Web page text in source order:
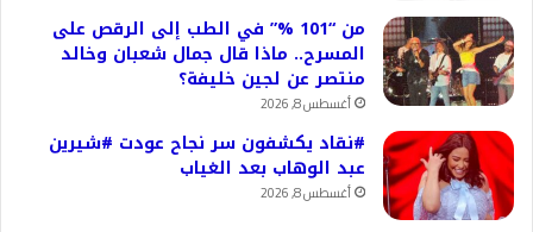
من “101 %” في الطب إلى الرقص على
المسرح.. ماذا قال جمال شعبان وخالد
منتصر عن لجين خليفة؟
أغسطس 8, 2026
#نقاد يكشفون سر نجاح عودت #شيرين
عبد الوهاب بعد الغياب
أغسطس 8, 2026